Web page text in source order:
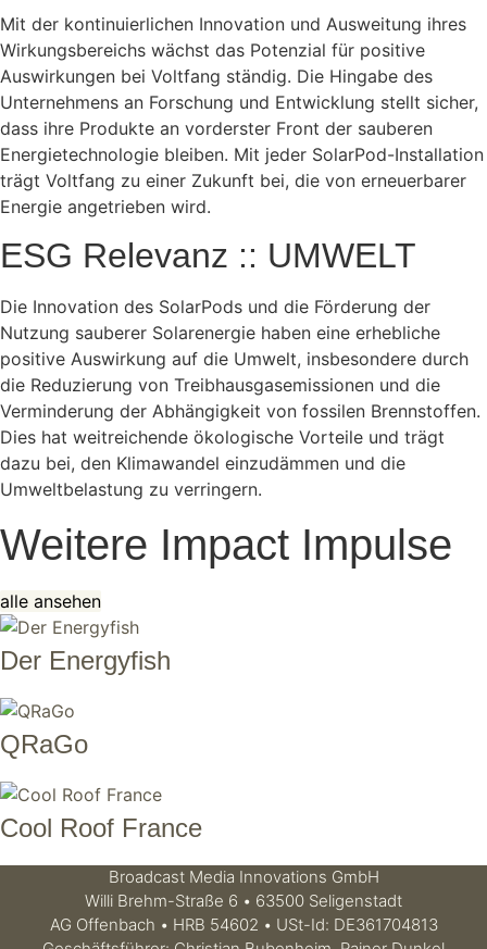
Mit der kontinuierlichen Innovation und Ausweitung ihres
Wirkungsbereichs wächst das Potenzial für positive
Auswirkungen bei Voltfang ständig. Die Hingabe des
Unternehmens an Forschung und Entwicklung stellt sicher,
dass ihre Produkte an vorderster Front der sauberen
Energietechnologie bleiben. Mit jeder SolarPod-Installation
trägt Voltfang zu einer Zukunft bei, die von erneuerbarer
Energie angetrieben wird.
ESG Relevanz :: UMWELT
Die Innovation des SolarPods und die Förderung der
Nutzung sauberer Solarenergie haben eine erhebliche
positive Auswirkung auf die Umwelt, insbesondere durch
die Reduzierung von Treibhausgasemissionen und die
Verminderung der Abhängigkeit von fossilen Brennstoffen.
Dies hat weitreichende ökologische Vorteile und trägt
dazu bei, den Klimawandel einzudämmen und die
Umweltbelastung zu verringern.
Weitere Impact Impulse
alle ansehen
Der Energyfish
QRaGo
Cool Roof France
Broadcast Media Innovations GmbH
Willi Brehm-Straße 6 • 63500 Seligenstadt
AG Offenbach • HRB 54602 • USt-Id: DE361704813